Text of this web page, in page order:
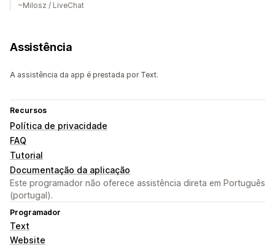
~Milosz / LiveChat
Assistência
A assistência da app é prestada por Text.
Recursos
Política de privacidade
FAQ
Tutorial
Documentação da aplicação
Este programador não oferece assistência direta em Português
(portugal).
Programador
Text
Website